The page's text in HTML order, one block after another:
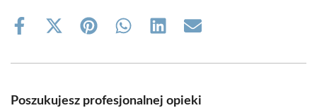
Share
Share
(Twitter)
Share Share Share Share
Poszukujesz profesjonalnej opieki